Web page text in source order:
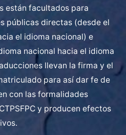
están facultados para
públicas directas (desde el
el idioma nacional) e
nacional hacia el idioma
llevan la firma y el
para así dar fe de
con las formalidades
y producen efectos